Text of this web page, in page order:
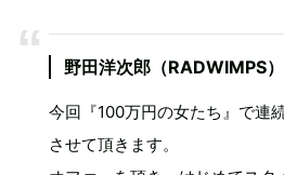
野田洋次郎（RADWIMPS
今回『100万円の女たち』で連
させて頂きます。